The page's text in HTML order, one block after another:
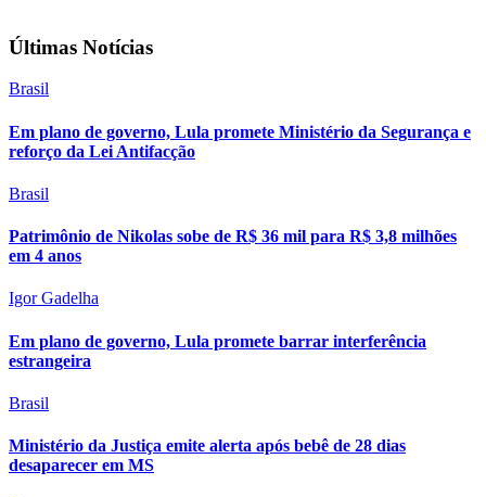
Últimas Notícias
Brasil
Em plano de governo, Lula promete Ministério da Segurança e
reforço da Lei Antifacção
Brasil
Patrimônio de Nikolas sobe de R$ 36 mil para R$ 3,8 milhões
em 4 anos
Igor Gadelha
Em plano de governo, Lula promete barrar interferência
estrangeira
Brasil
Ministério da Justiça emite alerta após bebê de 28 dias
desaparecer em MS